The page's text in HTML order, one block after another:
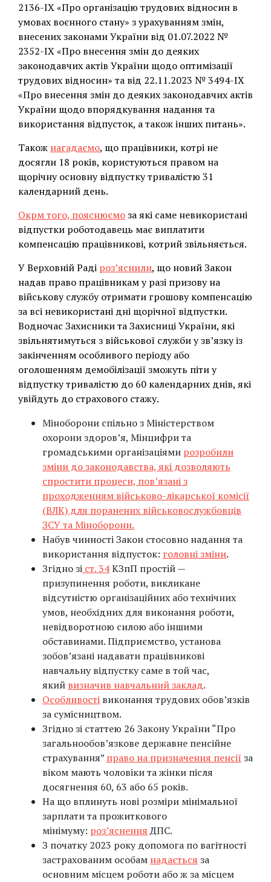
2136-IX «Про організацію трудових відносин в
умовах воєнного стану» з урахуванням змін,
внесених законами України від 01.07.2022 №
2352-IX «Про внесення змін до деяких
законодавчих актів України щодо оптимізації
трудових відносин» та від 22.11.2023 № 3494-IX
«Про внесення змін до деяких законодавчих актів
України щодо впорядкування надання та
використання відпусток, а також інших питань».
Також нагадаємо, що працівники, котрі не
досягли 18 років, користуються правом на
щорічну основну відпустку тривалістю 31
календарний день.
Окрм того, пояснюємоза які саме невикористані
відпустки роботодавець має виплатити
компенсацію працівникові, котрий звільняється.
У Верховній Раді роз’яснили, що новий Закон
надав право працівникам у разі призову на
військову службу отримати грошову компенсацію
за всі невикористані дні щорічної відпустки.
Водночас Захисники та Захисниці України, які
звільнятимуться з військової служби у зв’язку із
закінченням особливого періоду або
оголошенням демобілізації зможуть піти у
відпустку тривалістю до 60 календарних днів, які
увійдуть до страхового стажу.
Міноборони спільно з Міністерством
охорони здоров’я, Мінцифри та
громадськими організаціями розробили
зміни до законодавства, які дозволяють
спростити процеси, пов’язані з
проходженням військово-лікарської комісії
(ВЛК) для поранених військовослужбовців
ЗСУ та Міноборони.
Набув чинності Закон стосовно надання та
використання відпусток: головні зміни.
Згідно зі ст. 34КЗпП простій —
призупинення роботи, викликане
відсутністю організаційних або технічних
умов, необхідних для виконання роботи,
невідворотною силою або іншими
обставинами. Підприємство, установа
зобов’язані надавати працівникові
навчальну відпустку саме в той час,
який визначив навчальний заклад.
Особливості виконання трудових обовʼязків
за сумісництвом.
Згідно зі статтею 26 Закону України “Про
загальнообов’язкове державне пенсійне
страхування” право на призначення пенсії за
віком мають чоловіки та жінки після
досягнення 60, 63 або 65 років.
На що вплинуть нові розміри мінімальної
зарплати та прожиткового
мінімуму: роз’ясненняДПС.
З початку 2023 року допомога по вагітності
застрахованим особам надається за
основним місцем роботи або ж за місцем